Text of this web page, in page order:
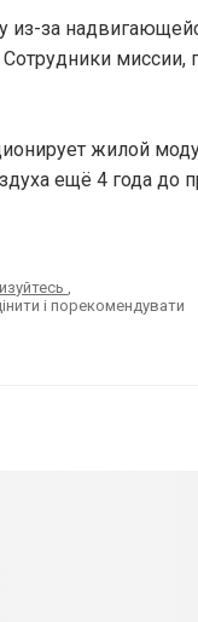
из-за
миссии,
жилой
ещё 4 года до
і порекомендувати